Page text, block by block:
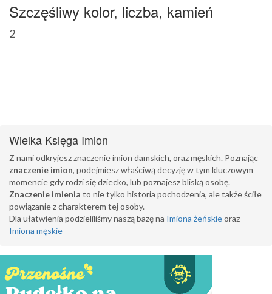
Szczęśliwy kolor, liczba, kamień
2
Wielka Księga Imion
Z nami odkryjesz znaczenie imion damskich, oraz męskich. Poznając
znaczenie imion, podejmiesz właściwą decyzję w tym kluczowym
momencie gdy rodzi się dziecko, lub poznajesz bliską osobę.
Znaczenie imienia to nie tylko historia pochodzenia, ale także ściłe
powiązanie z charakterem tej osoby.
Dla ułatwienia podzieliliśmy naszą bazę na Imiona żeńskieoraz
Imiona męskie